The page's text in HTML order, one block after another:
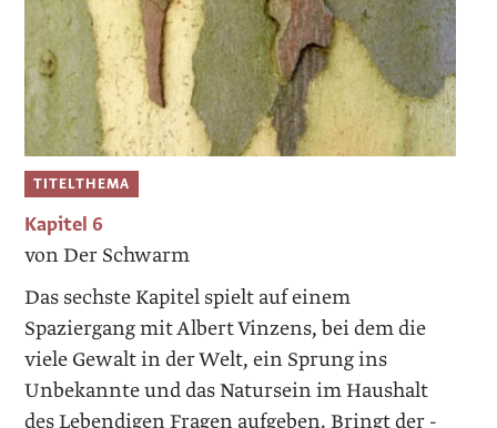
TITELTHEMA
Kapitel 6
von Der Schwarm
Das sechste Kapitel spielt auf einem
Spaziergang mit Albert Vinzens, bei dem die
viele Gewalt in der Welt, ein Sprung ins
Unbekannte und das Natursein im Haushalt
des ­Lebendigen Fragen aufgeben. Bringt der ­